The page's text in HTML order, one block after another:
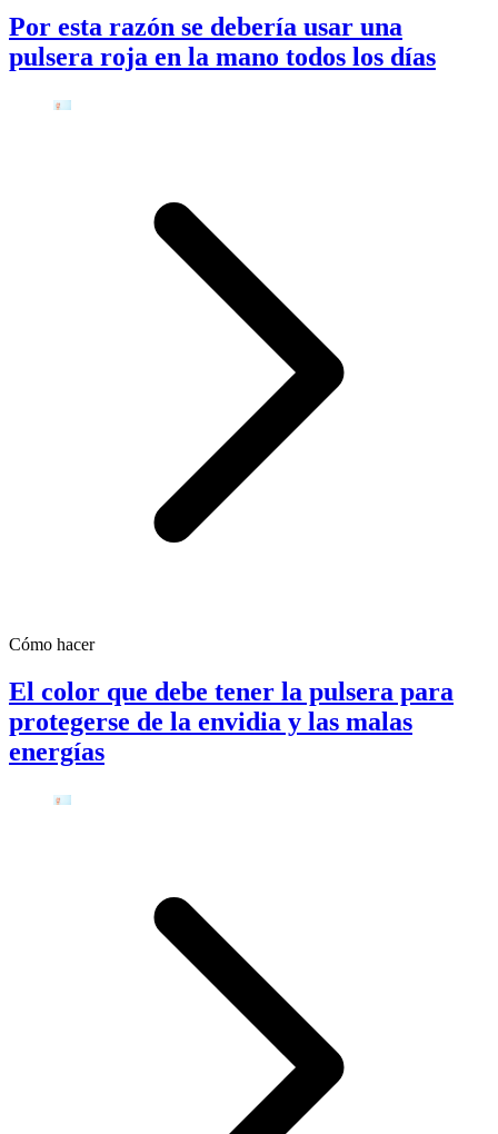
Por esta razón se debería usar una
pulsera roja en la mano todos los días
Cómo hacer
El color que debe tener la pulsera para
protegerse de la envidia y las malas
energías